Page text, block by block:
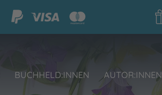
BUCHHELD:INNEN AUTOR:INNEN